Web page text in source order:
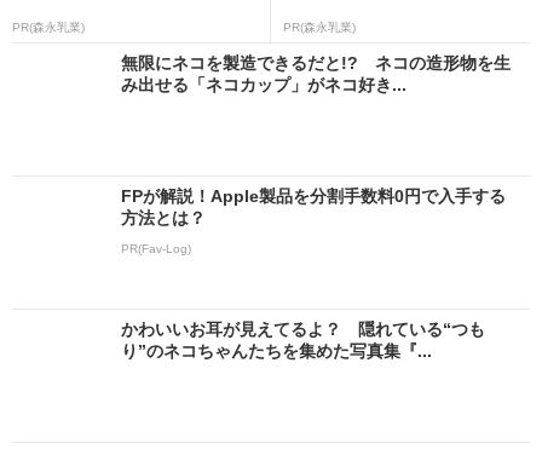
PR(森永乳業) PR(森永乳業)
無限にネコを製造できるだと!? ネコの造形物を生
み出せる「ネコカップ」がネコ好き...
FPが解説！Apple製品を分割手数料0円で入手する
方法とは？
PR(Fav-Log)
かわいいお耳が見えてるよ？ 隠れている“つも
り”のネコちゃんたちを集めた写真集『...